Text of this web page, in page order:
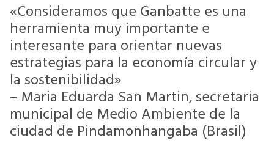
«Consideramos que Ganbatte es una
herramienta muy importante e
interesante para orientar nuevas
estrategias para la economía circular y
la sostenibilidad»
– Maria Eduarda San Martin, secretaria
municipal de Medio Ambiente de la
ciudad de Pindamonhangaba (Brasil)